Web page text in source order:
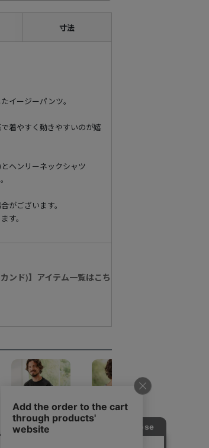
寸法
イージーパンツ。
着やすく動きやすいのが嬉
ヘンリーネックシャツ
がございます。
す。
ンド)】アイテム一覧はこち
50%OFF【1minute 1second(ワンミニットワンセカンド)】thermal henley neck long sleeve cut&sew with cursive embroidery カットソー(1M25H320)